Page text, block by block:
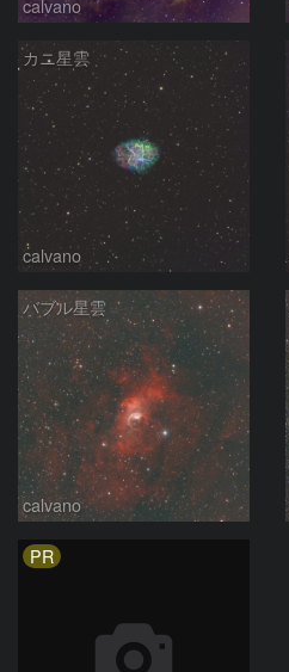
calvano
カニ星雲
calvano
バブル星雲
calvano
PR